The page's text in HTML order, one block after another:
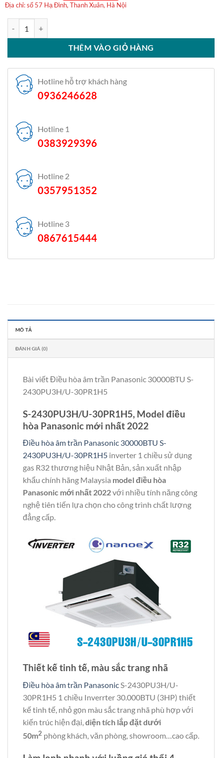
Địa chỉ: số 57 Hạ Đình, Thanh Xuân, Hà Nội
THÊM VÀO GIỎ HÀNG
Hotline hỗ trợ khách hàng
0936246628
Hotline 1
0383929396
Hotline 2
0357951352
Hotline 3
0867615444
MÔ TẢ
ĐÁNH GIÁ (0)
Bài viết Điều hòa âm trần Panasonic 30000BTU S-
2430PU3H/U-30PR1H5
S-2430PU3H/U-30PR1H5, Model điều
hòa Panasonic mới nhất 2022
Điều hòa âm trần Panasonic 30000BTU S-
2430PU3H/U-30PR1H5 inverter 1 chiều sử dụng
gas R32 thương hiệu Nhật Bản, sản xuất nhập
khẩu chính hãng Malaysia model điều hòa
Panasonic mới nhất 2022với nhiều tính năng công
nghệ tiên tiến lựa chọn cho công trình chất lượng
đẳng cấp.
Thiết kế tinh tế, màu sắc trang nhã
Điều hòa âm trần Panasonic S-2430PU3H/U-
30PR1H5 1 chiều Inverrter 30.000BTU (3HP) thiết
kế tinh tế, nhỏ gọn màu sắc trang nhã phù hợp với
kiến trúc hiện đại, diện tích lắp đặt dưới
50m2 phòng khách, văn phòng, showroom…cao cấp.